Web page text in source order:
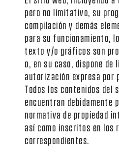
pero no limitativo, su
compilación y demás
para su funcionamiento,
texto y/o gráficos son
o, en su caso, dispone de
autorización expresa por
Todos los contenidos del
encuentran debidamente
normativa de propiedad
así como inscritos en los
correspondientes.